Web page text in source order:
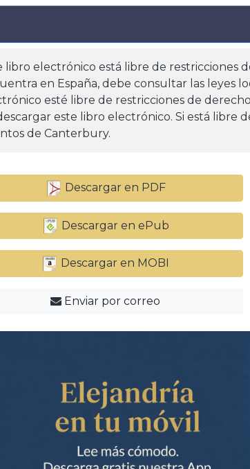
libro electrónico está libre de restricciones
en España, debe consultar las leyes
esté libre de restricciones de
este libro electrónico. Si está libre
de Canterbury.
Descargar en PDF
Descargar en ePub
Descargar en MOBI
Enviar por correo